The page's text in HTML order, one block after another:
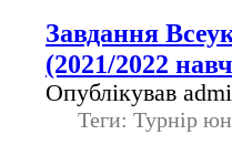
Завдання
(2021/2022
Опублікував
Теги: Турнір